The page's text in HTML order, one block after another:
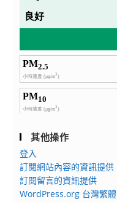
其他操作
登入
訂閱網站內容的資訊提供
訂閱留言的資訊提供
WordPress.org 台灣繁